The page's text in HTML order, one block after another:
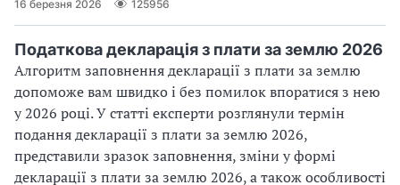
16 березня 2026 125956
Податкова декларація з плати за землю 2026
Алгоритм заповнення декларації з плати за землю
допоможе вам швидко і без помилок впоратися з нею
у 2026 році. У статті експерти розглянули термін
подання декларації з плати за землю 2026,
представили зразок заповнення, зміни у формі
декларації з плати за землю 2026, а також особливості